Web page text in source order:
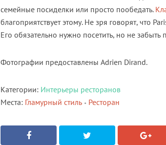
семейные посиделки или просто пообедать.
благоприятствует этому. Не зря говорят, что
Его обязательно нужно посетить, но не
Фотографии предоставлены Adrien Dirand.
Категории: Интерьеры ресторанов
Места: Гламурный стиль • Ресторан